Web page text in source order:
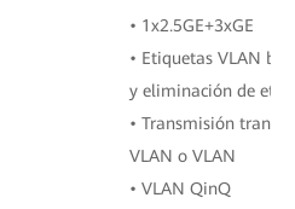
• 1x2.5GE+3xGE
• Etiquetas VLAN
y eliminación de
• Transmisión
VLAN o VLAN
• VLAN QinQ